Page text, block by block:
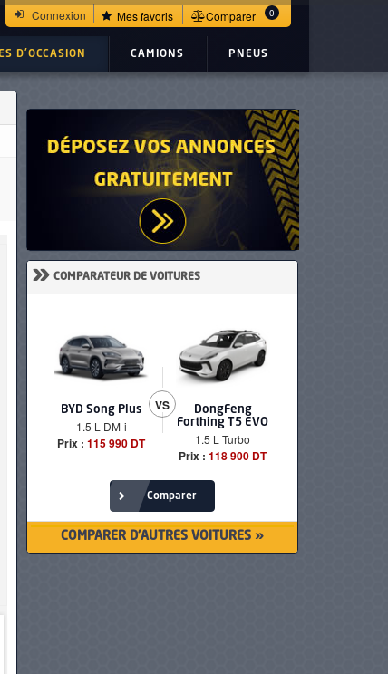
Connexion Mes favoris Comparer 0
D'OCCASION CAMIONS PNEUS
» COMPARATEUR DE VOITURES
BYD Song Plus
1.5 L DM-i
Prix : 115 990 DT
VS
DongFeng
Forthing T5 EVO
1.5 L Turbo
Prix : 118 900 DT
Comparer
COMPARER D'AUTRES VOITURES »